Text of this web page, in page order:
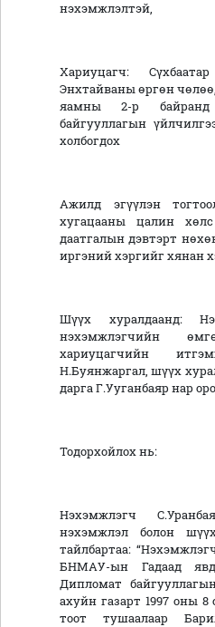
нэхэмжлэлтэй,
Хариуцагч:
Энхтайваны өргөн
яамны 2-р байранд
байгууллагын
холбогдох
Ажилд эгүүлэн
хугацааны цалин
даатгалын дэвтэрт
иргэний хэргийг хянан
Шүүх хуралдаанд:
нэхэмжлэгчийн
хариуцагчийн
Н.Буянжаргал, шүүх
дарга Г.Ууганбаяр нар
Тодорхойлох нь:
Нэхэмжлэгч
нэхэмжлэл болон
тайлбартаа:
БНМАУ-ын Гадаад
Дипломат
ахуйн газарт 1997 оны
тоот тушаалаар